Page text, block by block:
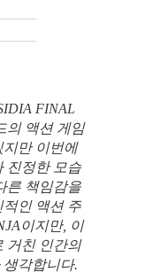
FINAL
의 액션 게임
지만 이번에
진정한 모습
른 책임감을
인 액션 주
이지만, 이
거친 인간의
각합니다.